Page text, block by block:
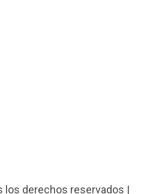
los derechos reservados |